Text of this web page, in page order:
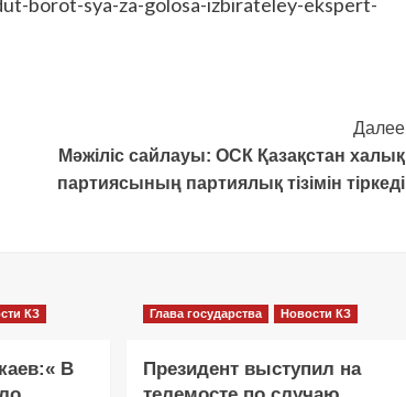
Далее
Мәжіліс сайлауы: ОСК Қазақстан халық
партиясының партиялық тізімін тіркеді
КЗ
В
Глава государства Новости КЗ
Президент выступил на